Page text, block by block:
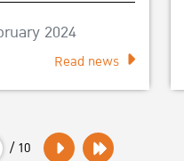
2024
Read news
/ 10